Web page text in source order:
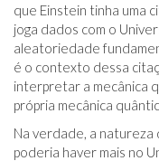
que Einstein tinha uma
joga dados com o
aleatoriedade
é o contexto dessa
interpretar a mecânica
própria mecânica
Na verdade, a
poderia haver mais no